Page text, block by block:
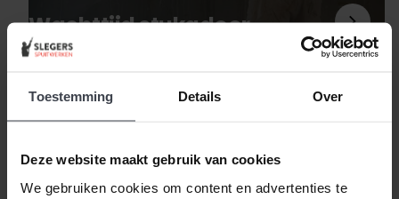
Toestemming Details Over
Deze website maakt gebruik van cookies
We gebruiken cookies om content en advertenties te
Wachttijd stukadoor